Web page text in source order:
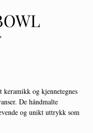
og kjennetegnes
De håndmalte
og unikt uttrykk som